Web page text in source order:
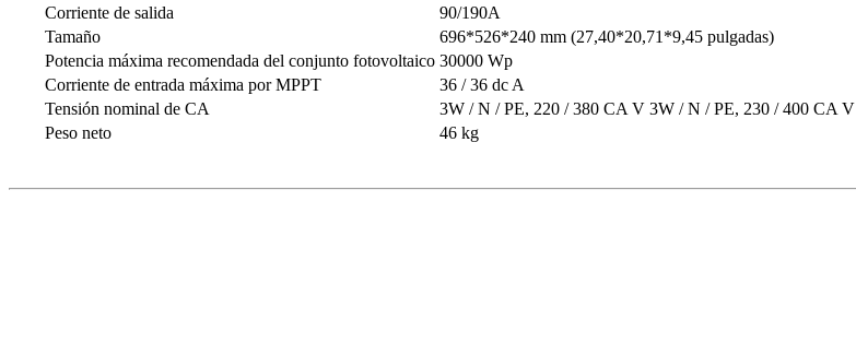
Corriente de salida
90/190A
Tamaño
696*526*240 mm (27,40*20,71*9,45 pulgadas)
Potencia máxima recomendada del conjunto fotovoltaico 30000 Wp
Corriente de entrada máxima por MPPT
36 / 36 dc A
Tensión nominal de CA
3W / N / PE, 220 / 380 CA V 3W / N / PE, 230 / 400 CA V
Peso neto
46 kg